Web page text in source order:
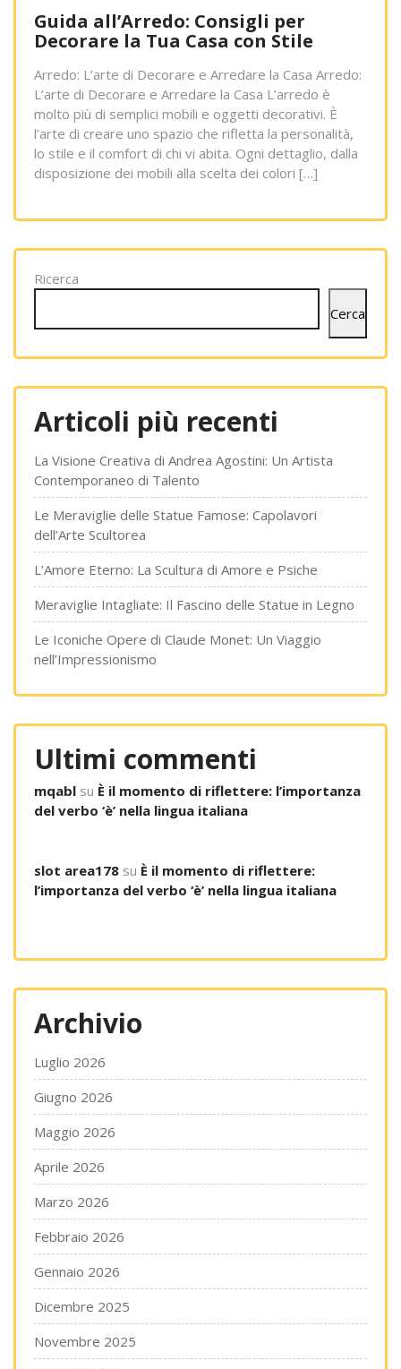
Guida all’Arredo: Consigli per
Decorare la Tua Casa con Stile
Arredo: L’arte di Decorare e Arredare la Casa Arredo:
L’arte di Decorare e Arredare la Casa L’arredo è
molto più di semplici mobili e oggetti decorativi. È
l’arte di creare uno spazio che rifletta la personalità,
lo stile e il comfort di chi vi abita. Ogni dettaglio, dalla
disposizione dei mobili alla scelta dei colori […]
Ricerca
Cerca
Articoli più recenti
La Visione Creativa di Andrea Agostini: Un Artista
Contemporaneo di Talento
Le Meraviglie delle Statue Famose: Capolavori
dell’Arte Scultorea
L’Amore Eterno: La Scultura di Amore e Psiche
Meraviglie Intagliate: Il Fascino delle Statue in Legno
Le Iconiche Opere di Claude Monet: Un Viaggio
nell’Impressionismo
Ultimi commenti
mqabl su È il momento di riflettere: l’importanza
del verbo ‘è’ nella lingua italiana
slot area178 su È il momento di riflettere:
l’importanza del verbo ‘è’ nella lingua italiana
Archivio
Luglio 2026
Giugno 2026
Maggio 2026
Aprile 2026
Marzo 2026
Febbraio 2026
Gennaio 2026
Dicembre 2025
Novembre 2025